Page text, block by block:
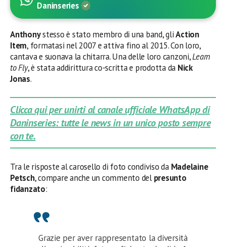
Daninseries
Anthonystesso è stato membro di una band, gliAction
Item, formatasi nel 2007 e attiva fino al 2015. Con loro,
cantava e suonava la chitarra. Una delle loro canzoni,Learn
to Fly, è stata addirittura co-scritta e prodotta da Nick
Jonas.
Clicca qui per unirti al canale ufficiale WhatsApp di
Daninseries: tutte le news in un unico posto sempre
con te.
Tra le risposte al carosello di foto condiviso da Madelaine
Petsch, compare anche un commento delpresunto
fidanzato:
Grazie per aver rappresentato la diversità